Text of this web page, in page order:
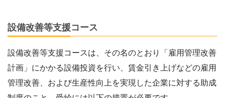
設備改善等支援コース
設備改善等支援コースは、その名のとおり「雇用管理改善
計画」にかかる設備投資を行い、賃金引き上げなどの雇用
管理改善、および生産性向上を実現した企業に対する助成